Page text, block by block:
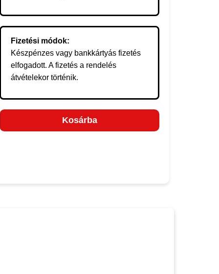
Fizetési módok:
Készpénzes vagy bankkártyás fizetés
elfogadott. A fizetés a rendelés
átvételekor történik.
Kosárba